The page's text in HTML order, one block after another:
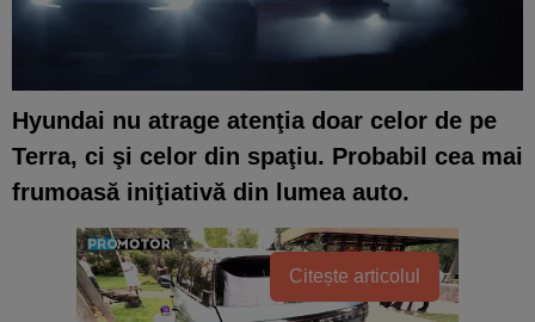
Hyundai nu atrage atenţia doar celor de pe
Terra, ci şi celor din spaţiu. Probabil cea mai
frumoasă iniţiativă din lumea auto.
Citește articolul